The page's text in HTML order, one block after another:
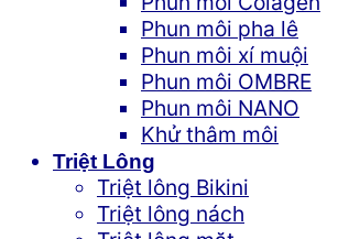
Phun môi pha lê
Phun môi xí muội
Phun môi OMBRE
Phun môi NANO
Khử thâm môi
Triệt Lông
Triệt lông Bikini
Triệt lông nách